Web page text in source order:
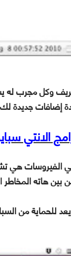
وكل مجرب له
إضافات جديدة
الفيروسات
بين هاته
للحماية من